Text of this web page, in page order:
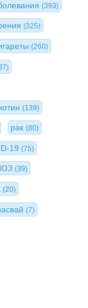
(393)
(325)
(260)
(139)
рак (80)
19 (75)
(39)
(20)
(7)